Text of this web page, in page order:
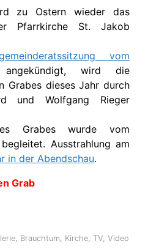
zu Ostern wieder das
Pfarrkirche St. Jakob
vom
wird die
Grabes dieses Jahr durch
und Wolfgang Rieger
Grabes wurde vom
Ausstrahlung am
in der Abendschau.
Grab
, Brauchtum, Kirche,TV,Video